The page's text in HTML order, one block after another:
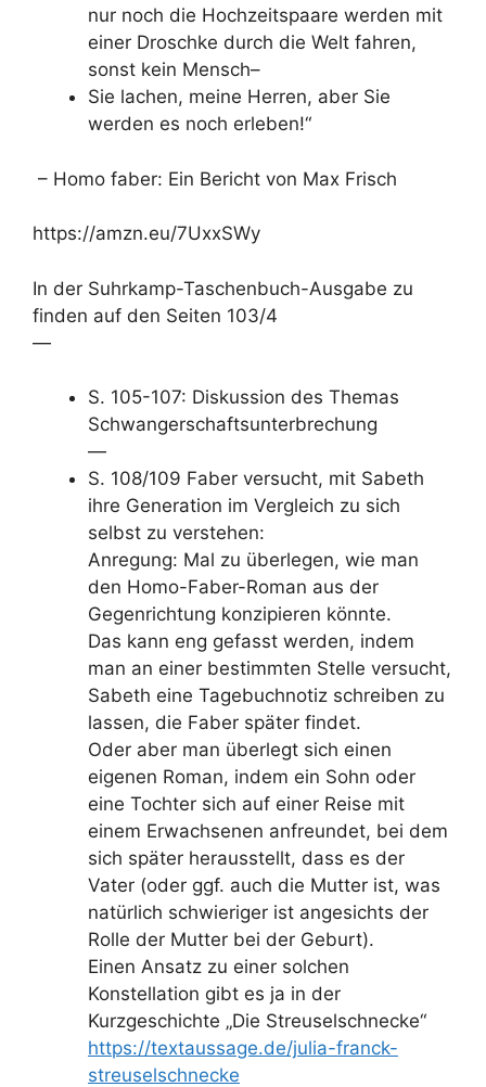
nur noch die Hochzeitspaare werden mit
einer Droschke durch die Welt fahren,
sonst kein Mensch–
Sie lachen, meine Herren, aber Sie
werden es noch erleben!“
– Homo faber: Ein Bericht von Max Frisch
https://amzn.eu/7UxxSWy
In der Suhrkamp-Taschenbuch-Ausgabe zu
finden auf den Seiten 103/4
—
S. 105-107: Diskussion des Themas
Schwangerschaftsunterbrechung
—
S. 108/109 Faber versucht, mit Sabeth
ihre Generation im Vergleich zu sich
selbst zu verstehen:
Anregung: Mal zu überlegen, wie man
den Homo-Faber-Roman aus der
Gegenrichtung konzipieren könnte.
Das kann eng gefasst werden, indem
man an einer bestimmten Stelle versucht,
Sabeth eine Tagebuchnotiz schreiben zu
lassen, die Faber später findet.
Oder aber man überlegt sich einen
eigenen Roman, indem ein Sohn oder
eine Tochter sich auf einer Reise mit
einem Erwachsenen anfreundet, bei dem
sich später herausstellt, dass es der
Vater (oder ggf. auch die Mutter ist, was
natürlich schwieriger ist angesichts der
Rolle der Mutter bei der Geburt).
Einen Ansatz zu einer solchen
Konstellation gibt es ja in der
Kurzgeschichte „Die Streuselschnecke“
https://textaussage.de/julia-franck-
streuselschnecke